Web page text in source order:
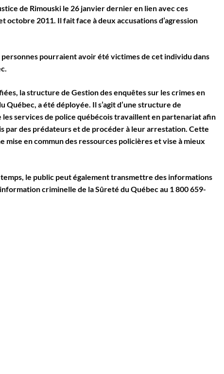
de Rimouski le 26 janvier dernier en lien avec ces
2011. Il fait face à deux accusations d’agression
personnes pourraient avoir été victimes de cet individu dans
la structure de Gestion des enquêtes sur les crimes en
Québec, a été déployée. Il s’agit d’une structure de
les services de police québécois travaillent en partenariat afin
par des prédateurs et de procéder à leur arrestation. Cette
en commun des ressources policières et vise à mieux
le public peut également transmettre des informations
criminelle de la Sûreté du Québec au 1 800 659-